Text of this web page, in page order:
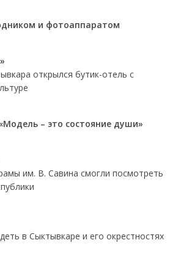
и фотоаппаратом
открылся бутик-отель с
– это состояние души»
им. В. Савина смогли посмотреть
в Сыктывкаре и его окрестностях